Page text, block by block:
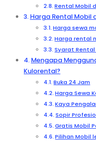
Rental Mobil
Harga Rental Mobil
Harga sewa
Harga rental
Syarat
Mengapa
Kulorental?
Buka 24 Jam
Harga Sewa
Kaya
Sopir
Gratis Mobil
Pilihan Mobil